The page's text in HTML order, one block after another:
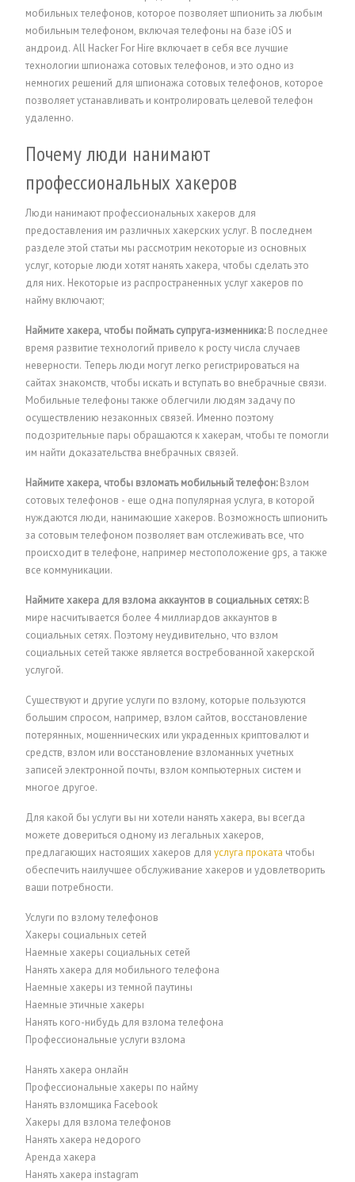
мобильных телефонов, которое позволяет шпионить за любым
мобильным телефоном, включая телефоны на базе iOS и
андроид. All Hacker For Hire включает в себя все лучшие
технологии шпионажа сотовых телефонов, и это одно из
немногих решений для шпионажа сотовых телефонов, которое
позволяет устанавливать и контролировать целевой телефон
удаленно.
Почему люди нанимают
профессиональных хакеров
Люди нанимают профессиональных хакеров для
предоставления им различных хакерских услуг. В последнем
разделе этой статьи мы рассмотрим некоторые из основных
услуг, которые люди хотят нанять хакера, чтобы сделать это
для них. Некоторые из распространенных услуг хакеров по
найму включают;
Наймите хакера, чтобы поймать супруга-изменника:В последнее
время развитие технологий привело к росту числа случаев
неверности. Теперь люди могут легко регистрироваться на
сайтах знакомств, чтобы искать и вступать во внебрачные связи.
Мобильные телефоны также облегчили людям задачу по
осуществлению незаконных связей. Именно поэтому
подозрительные пары обращаются к хакерам, чтобы те помогли
им найти доказательства внебрачных связей.
Наймите хакера, чтобы взломать мобильный телефон:Взлом
сотовых телефонов - еще одна популярная услуга, в которой
нуждаются люди, нанимающие хакеров. Возможность шпионить
за сотовым телефоном позволяет вам отслеживать все, что
происходит в телефоне, например местоположение gps, а также
все коммуникации.
Наймите хакера для взлома аккаунтов в социальных сетях:В
мире насчитывается более 4 миллиардов аккаунтов в
социальных сетях. Поэтому неудивительно, что взлом
социальных сетей также является востребованной хакерской
услугой.
Существуют и другие услуги по взлому, которые пользуются
большим спросом, например, взлом сайтов, восстановление
потерянных, мошеннических или украденных криптовалют и
средств, взлом или восстановление взломанных учетных
записей электронной почты, взлом компьютерных систем и
многое другое.
Для какой бы услуги вы ни хотели нанять хакера, вы всегда
можете довериться одному из легальных хакеров,
предлагающих настоящих хакеров дляуслуга проката чтобы
обеспечить наилучшее обслуживание хакеров и удовлетворить
ваши потребности.
Услуги по взлому телефонов
Хакеры социальных сетей
Наемные хакеры социальных сетей
Нанять хакера для мобильного телефона
Наемные хакеры из темной паутины
Наемные этичные хакеры
Нанять кого-нибудь для взлома телефона
Профессиональные услуги взлома
Нанять хакера онлайн
Профессиональные хакеры по найму
Нанять взломщика Facebook
Хакеры для взлома телефонов
Нанять хакера недорого
Аренда хакера
Нанять хакера instagram